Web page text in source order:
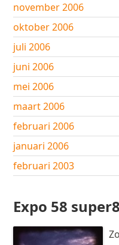
november 2006
oktober 2006
juli 2006
juni 2006
mei 2006
maart 2006
februari 2006
januari 2006
februari 2003
Expo 58 super8